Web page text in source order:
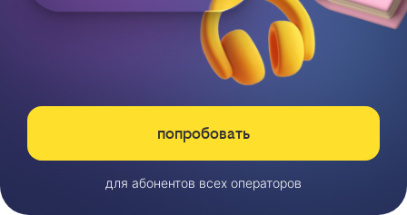
попробовать
для абонентов всех операторов